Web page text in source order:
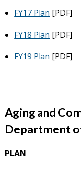
FY17 Plan [PDF]
FY18 Plan [PDF]
FY19 Plan [PDF]
Aging and
Department
PLAN